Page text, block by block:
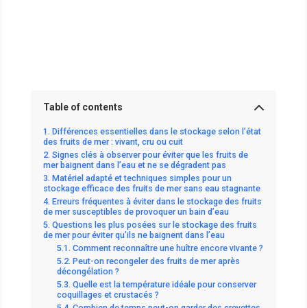
Table of contents
Différences essentielles dans le stockage selon l’état
des fruits de mer : vivant, cru ou cuit
Signes clés à observer pour éviter que les fruits de
mer baignent dans l’eau et ne se dégradent pas
Matériel adapté et techniques simples pour un
stockage efficace des fruits de mer sans eau stagnante
Erreurs fréquentes à éviter dans le stockage des fruits
de mer susceptibles de provoquer un bain d’eau
Questions les plus posées sur le stockage des fruits
de mer pour éviter qu’ils ne baignent dans l’eau
Comment reconnaître une huître encore vivante ?
Peut-on recongeler des fruits de mer après
décongélation ?
Quelle est la température idéale pour conserver
coquillages et crustacés ?